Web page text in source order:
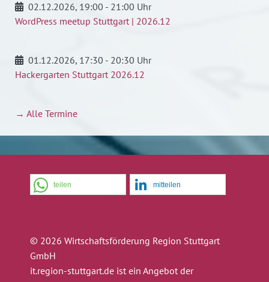
02.12.2026, 19:00 - 21:00 Uhr
WordPress meetup Stuttgart | 2026.12
01.12.2026, 17:30 - 20:30 Uhr
Hackergarten Stuttgart 2026.12
→ Alle Termine
teilen mitteilen
© 2026 Wirtschaftsförderung Region Stuttgart
GmbH
it.region-stuttgart.de ist ein Angebot der